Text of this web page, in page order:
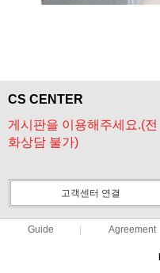
CS CENTER
게시판을 이용해주세요.(전
화상담 불가)
고객센터 연결
Guide Agreement